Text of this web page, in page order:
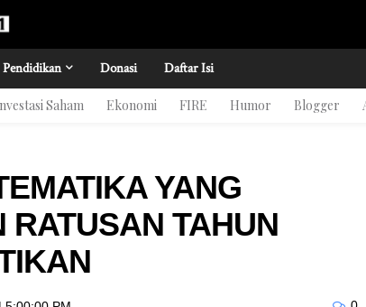
Pendidikan Donasi Daftar Isi
Saham Ekonomi FIRE Humor Blogger
YANG
TAHUN